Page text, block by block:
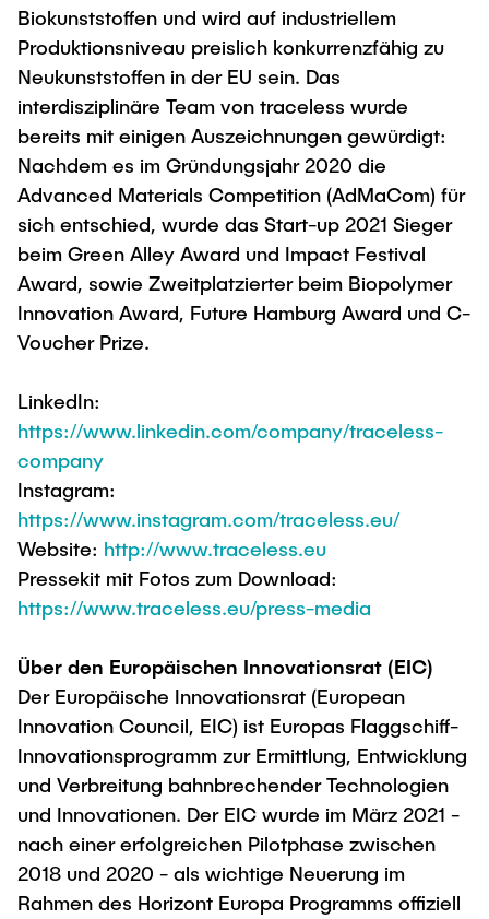
Biokunststoffen und wird auf industriellem
Produktionsniveau preislich konkurrenzfähig zu
Neukunststoffen in der EU sein. Das
interdisziplinäre Team von traceless wurde
bereits mit einigen Auszeichnungen gewürdigt:
Nachdem es im Gründungsjahr 2020 die
Advanced Materials Competition (AdMaCom) für
sich entschied, wurde das Start-up 2021 Sieger
beim Green Alley Award und Impact Festival
Award, sowie Zweitplatzierter beim Biopolymer
Innovation Award, Future Hamburg Award und C-
Voucher Prize.
LinkedIn:
https://www.linkedin.com/company/traceless-
company
Instagram:
https://www.instagram.com/traceless.eu/
Website: http://www.traceless.eu
Pressekit mit Fotos zum Download:
https://www.traceless.eu/press-media
Über den Europäischen Innovationsrat (EIC)
Der Europäische Innovationsrat (European
Innovation Council, EIC) ist Europas Flaggschiff-
Innovationsprogramm zur Ermittlung, Entwicklung
und Verbreitung bahnbrechender Technologien
und Innovationen. Der EIC wurde im März 2021 -
nach einer erfolgreichen Pilotphase zwischen
2018 und 2020 - als wichtige Neuerung im
Rahmen des Horizont Europa Programms offiziell